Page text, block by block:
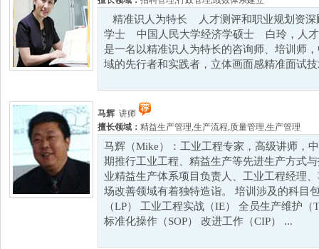
精准识人为特长 人才测评和职业规划资
学士 中国人民大学经济学硕士 白玲，人才
是一名以精准识人为特长的咨询师、培训师
域的先行者和实践者，立体画面感精准面试
马辉 讲师
擅长领域： 精益生产管理,生产流程,质量管理,生产管理
马辉（Mike）：工业工程专家，高级讲师，
期推行工业工程、精益生产等先进生产方式
业精益生产体系项目负责人、工业工程经理
场改善领域有着独特造诣。 培训涉及的科目
（LP） 工业工程实战（IE） 全员生产维护
标准化操作（SOP） 改进工作（CIP） ...